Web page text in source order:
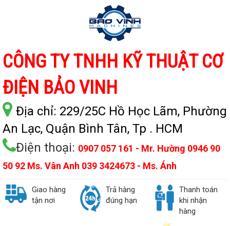
CÔNG TY TNHH KỸ THUẬT CƠ
ĐIỆN BẢO VINH
Địa chỉ: 229/25C Hồ Học Lãm, Phường
An Lạc, Quận Bình Tân, Tp . HCM
Điện thoại: 0907 057 161 - Mr. Hường 0946 90
50 92 Ms. Vân Anh 039 3424673 - Ms. Ánh
Giao hàng
tận nơi
Trả hàng
đúng hạn
Thanh toán
khi nhận
hàng